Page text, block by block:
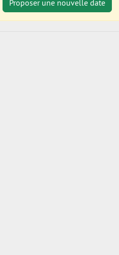
Proposer une nouvelle date